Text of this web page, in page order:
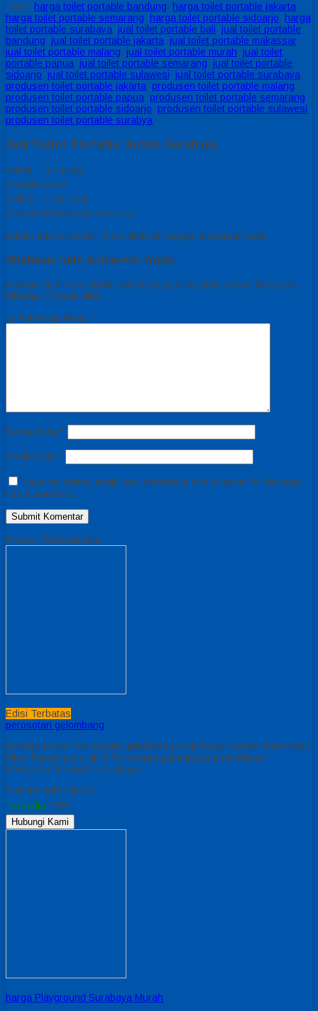
Tags: harga toilet portable bandung, harga toilet portable jakarta,
harga toilet portable semarang, harga toilet portable sidoarjo, harga
toilet portable surabaya, jual toilet portable bali, jual toilet portable
bandung, jual toilet portable jakarta, jual toilet portable makassar,
jual toilet portable malang, jual toilet portable murah, jual toilet
portable papua, jual toilet portable semarang, jual toilet portable
sidoarjo, jual toilet portable sulawesi, jual toilet portable surabaya,
produsen toilet portable jakarta, produsen toilet portable malang,
produsen toilet portable papua, produsen toilet portable semarang,
produsen toilet portable sidoarjo, produsen toilet portable sulawesi,
produsen toilet portable surabya
Jual Toilet Portable Jumbo Surabaya
Berat
0.5 gram
Kondisi Baru
Dilihat
1.007 kali
Diskusi Belum ada komentar
Belum ada komentar, buka diskusi dengan komentar Anda.
Silahkan tulis komentar Anda
Alamat email Anda tidak akan kami publikasikan. Kolom bertanda
bintang (*) wajib diisi.
Isi komentar Anda *
Nama Anda *
Email Anda *
Save my name, email, and website in this browser for the next
time I comment.
Produk Rekomendasi
Edisi Terbatas
perosotan gelombang
Related posts: Perosotan gelombang anak bogor bekasi Perosotan
Fiber Panjang murah 3 Perosotan gelombang anak Murah
Perosotan tk murah surabaya
*Harga Hubungi CS
Tersedia / 087
Hubungi Kami
harga Playground Surabaya Murah